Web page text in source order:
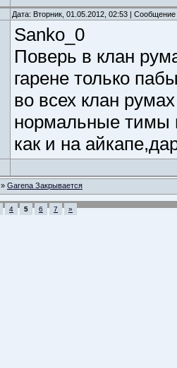
Дата: Вторник, 01.05.2012, 02:53 |
Sanko_0
Поверь в клан
гарене только
во всех клан
нормальные тимы
как и на
» Garena Закрывается
4 5 6 7 »